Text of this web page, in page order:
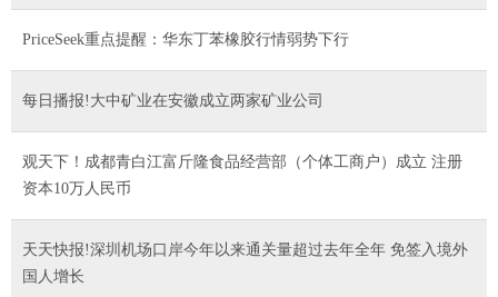
PriceSeek重点提醒：华东丁苯橡胶行情弱势下行
每日播报!大中矿业在安徽成立两家矿业公司
观天下！成都青白江富斤隆食品经营部（个体工商户）成立 注册
资本10万人民币
天天快报!深圳机场口岸今年以来通关量超过去年全年 免签入境外
国人增长